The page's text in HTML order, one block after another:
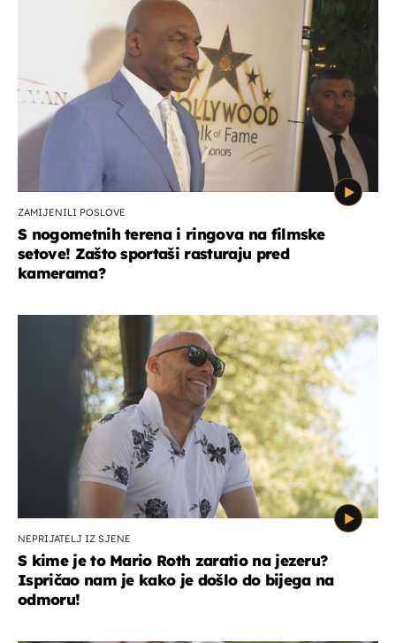
ZAMIJENILI POSLOVE
S nogometnih terena i ringova na filmske
setove! Zašto sportaši rasturaju pred
kamerama?
NEPRIJATELJ IZ SJENE
S kime je to Mario Roth zaratio na jezeru?
Ispričao nam je kako je došlo do bijega na
odmoru!